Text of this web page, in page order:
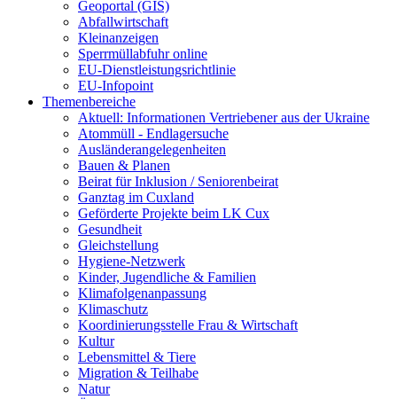
Geoportal (GIS)
Abfallwirtschaft
Kleinanzeigen
Sperrmüllabfuhr online
EU-Dienstleistungsrichtlinie
EU-Infopoint
Themenbereiche
Aktuell: Informationen Vertriebener aus der Ukraine
Atommüll - Endlagersuche
Ausländerangelegenheiten
Bauen & Planen
Beirat für Inklusion / Seniorenbeirat
Ganztag im Cuxland
Geförderte Projekte beim LK Cux
Gesundheit
Gleichstellung
Hygiene-Netzwerk
Kinder, Jugendliche & Familien
Klimafolgenanpassung
Klimaschutz
Koordinierungsstelle Frau & Wirtschaft
Kultur
Lebensmittel & Tiere
Migration & Teilhabe
Natur